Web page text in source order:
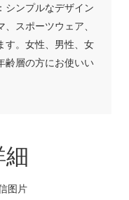
シンプルなデザイン
スポーツウェア、
す。女性、男性、女
齢層の方にお使いい